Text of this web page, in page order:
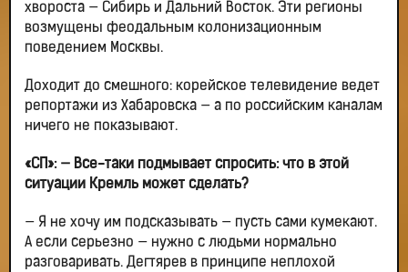
хвороста — Сибирь и Дальний Восток. Эти регионы
возмущены феодальным колонизационным
поведением Москвы.
Доходит до смешного: корейское телевидение ведет
репортажи из Хабаровска — а по российским каналам
ничего не показывают.
«СП»: — Все-таки подмывает спросить: что в этой
ситуации Кремль может сделать?
— Я не хочу им подсказывать — пусть сами кумекают.
А если серьезно — нужно с людьми нормально
разговаривать. Дегтярев в принципе неплохой